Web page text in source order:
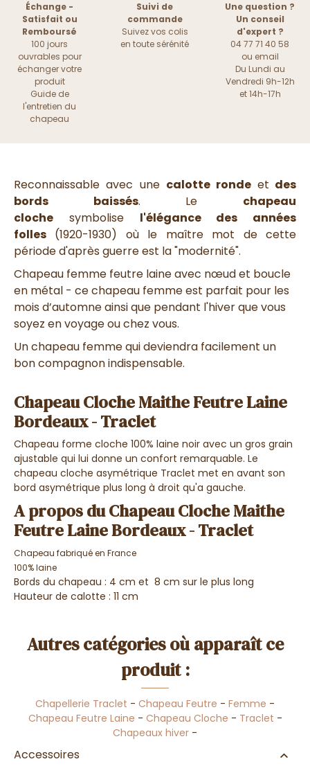
Échange -
Satisfait ou
Remboursé
100 jours
ouvrables pour
échanger votre
produit
Guide de
l'entretien du
chapeau
Suivi de
commande
Suivez vos colis
en toute sérénité
Une question ?
Un conseil
d'expert ?
04 77 71 40 58
ou email
Du Lundi au
Vendredi 9h-12h
et 14h-17h
Reconnaissable avec une calotte ronde et des
bords baissés. Le chapeau
cloche symbolise l'élégance des années
folles (1920-1930) où le maître mot de cette
période d'après guerre est la "modernité".
Chapeau femme feutre laine avec nœud et boucle
en métal - ce chapeau femme est parfait pour les
mois d’automne ainsi que pendant l'hiver que vous
soyez en voyage ou chez vous.
Un chapeau femme qui deviendra facilement un
bon compagnon indispensable.
Chapeau Cloche Maithe Feutre Laine
Bordeaux - Traclet
Chapeau forme cloche 100% laine noir avec un gros grain
ajustable qui lui donne un confort remarquable. Le
chapeau cloche asymétrique Traclet met en avant son
bord asymétrique plus long à droit qu'a gauche.
A propos du Chapeau Cloche Maithe
Feutre Laine Bordeaux - Traclet
Chapeau fabriqué en France
100% laine
Bords du chapeau : 4 cm et 8 cm sur le plus long
Hauteur de calotte : 11 cm
Autres catégories où apparaît ce
produit :
Chapellerie Traclet - Chapeau Feutre - Femme -
Chapeau Feutre Laine - Chapeau Cloche - Traclet -
Chapeaux hiver -
Accessoires